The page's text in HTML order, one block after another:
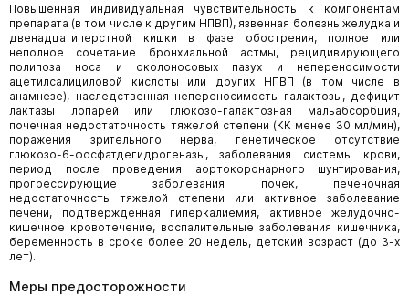
Повышенная индивидуальная чувствительность к компонентам
препарата (в том числе к другим НПВП), язвенная болезнь желудка и
двенадцатиперстной кишки в фазе обострения, полное или
неполное сочетание бронхиальной астмы, рецидивирующего
полипоза носа и околоносовых пазух и непереносимости
ацетилсалициловой кислоты или других НПВП (в том числе в
анамнезе), наследственная непереносимость галактозы, дефицит
лактазы лопарей или глюкозо-галактозная мальабсорбция,
почечная недостаточность тяжелой степени (КК менее 30 мл/мин),
поражения зрительного нерва, генетическое отсутствие
глюкозо-6-фосфатдегидрогеназы, заболевания системы крови,
период после проведения аортокоронарного шунтирования,
прогрессирующие заболевания почек, печеночная
недостаточность тяжелой степени или активное заболевание
печени, подтвержденная гиперкалиемия, активное желудочно-
кишечное кровотечение, воспалительные заболевания кишечника,
беременность в сроке более 20 недель, детский возраст (до 3-х
лет).
Меры предосторожности